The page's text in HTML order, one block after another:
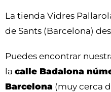
La tienda Vidres
de Sants (Barcelona)
Puedes encontrar
la calle Badalona
Barcelona (muy cerca